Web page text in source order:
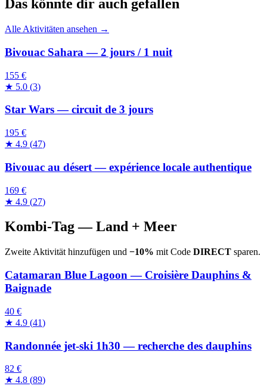
Das könnte dir auch gefallen
Alle Aktivitäten ansehen →
Bivouac Sahara — 2 jours / 1 nuit
155 €
★ 5.0 (3)
Star Wars — circuit de 3 jours
195 €
★ 4.9 (47)
Bivouac au désert — expérience locale authentique
169 €
★ 4.9 (27)
Kombi-Tag — Land + Meer
Zweite Aktivität hinzufügen und −10% mit Code DIRECT sparen.
Catamaran Blue Lagoon — Croisière Dauphins &
Baignade
40 €
★ 4.9 (41)
Randonnée jet-ski 1h30 — recherche des dauphins
82 €
★ 4.8 (89)